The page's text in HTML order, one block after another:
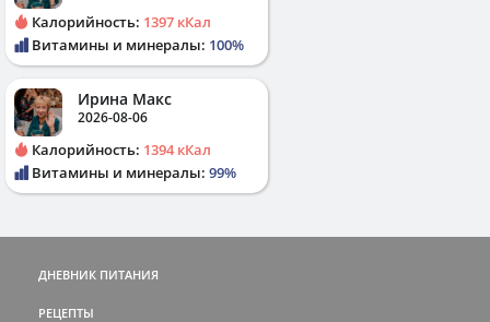
Калорийность: 1397 кКал
Витамины и минералы: 100%
Ирина Макс
2026-08-06
Калорийность: 1394 кКал
Витамины и минералы: 99%
ДНЕВНИК ПИТАНИЯ
РЕЦЕПТЫ